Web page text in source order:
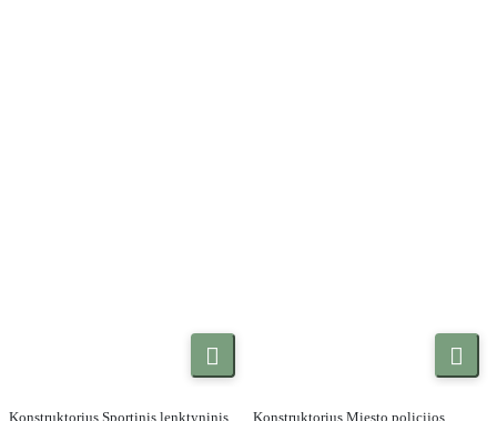

Konstruktorius Sportinis lenktyninis

Konstruktorius Miesto policijos